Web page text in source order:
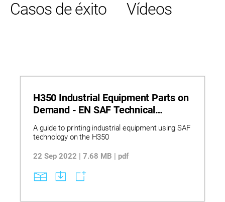
Casos de éxito
Vídeos
H350 Industrial Equipment Parts on
Demand - EN SAF Technical
A guide to printing industrial equipment using SAF
technology on the H350
22 Sep 2022 | 7.68 MB | pdf